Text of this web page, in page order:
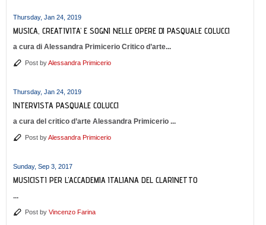
Thursday, Jan 24, 2019
MUSICA, CREATIVITA’ E SOGNI NELLE OPERE DI PASQUALE COLUCCI
a cura di Alessandra Primicerio Critico d’arte...
Post byAlessandra Primicerio
Thursday, Jan 24, 2019
INTERVISTA PASQUALE COLUCCI
a cura del critico d’arte Alessandra Primicerio ...
Post byAlessandra Primicerio
Sunday, Sep 3, 2017
MUSICISTI PER L'ACCADEMIA ITALIANA DEL CLARINETTO
...
Post by Vincenzo Farina